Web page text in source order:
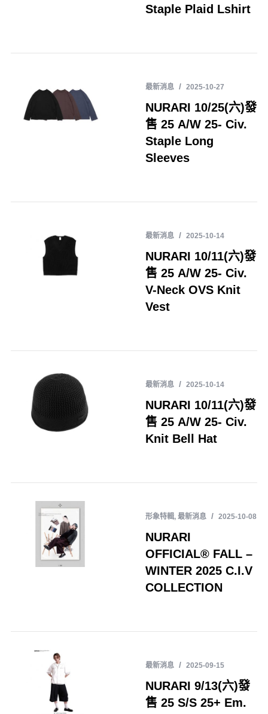
Staple Plaid Lshirt
最新消息 2025-10-27
NURARI 10/25(六)發
售 25 A/W 25- Civ.
Staple Long
Sleeves
最新消息 2025-10-14
NURARI 10/11(六)發
售 25 A/W 25- Civ.
V-Neck OVS Knit
Vest
最新消息 2025-10-14
NURARI 10/11(六)發
售 25 A/W 25- Civ.
Knit Bell Hat
形象特輯, 最新消息 2025-10-08
NURARI
OFFICIAL® FALL –
WINTER 2025 C.I.V
COLLECTION
最新消息 2025-09-15
NURARI 9/13(六)發
售 25 S/S 25+ Em.